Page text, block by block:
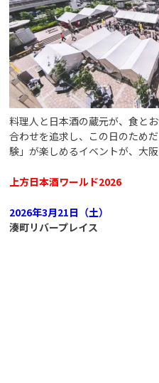
料理人と日本酒の蔵元が、食と
合わせを追求し、この日のため
験」が楽しめるイベントが、大阪
上方日本酒ワールド2026
2026年3月21日（土）
湊町リバープレイス